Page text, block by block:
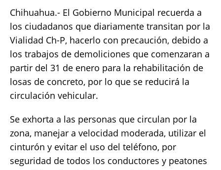
e
b
o
o
k
te
r
l s
A
p
p
y
Li
n
k
re
Chihuahua.- El Gobierno Municipal recuerda a
los ciudadanos que diariamente transitan por la
Vialidad Ch-P, hacerlo con precaución, debido a
los trabajos de demoliciones que comenzaran a
partir del 31 de enero para la rehabilitación de
losas de concreto, por lo que se reducirá la
circulación vehicular.
Se exhorta a las personas que circulan por la
zona, manejar a velocidad moderada, utilizar el
cinturón y evitar el uso del teléfono, por
seguridad de todos los conductores y peatones